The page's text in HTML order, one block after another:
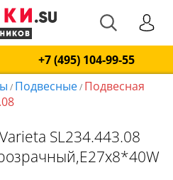
+7 (495) 104-99-55
/ Подвесные/ Подвесная
SL234.443.08